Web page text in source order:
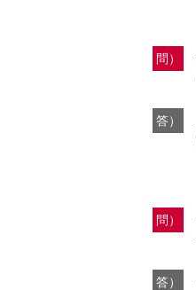
問）
答）
問）
答）